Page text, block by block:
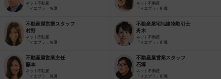
ネット不動産
「イエプラ」所属
ネット不動産
「イエプラ」所属
不動産屋営業スタッフ
村野
ネット不動産
「イエプラ」所属
不動産屋宅地建物取引士
舟木
ネット不動産
「イエプラ」所属
不動産屋営業主任
藤本
ネット不動産
「イエプラ」所属
不動産屋営業スタッフ
石塚
ネット不動産
「イエプラ」所属